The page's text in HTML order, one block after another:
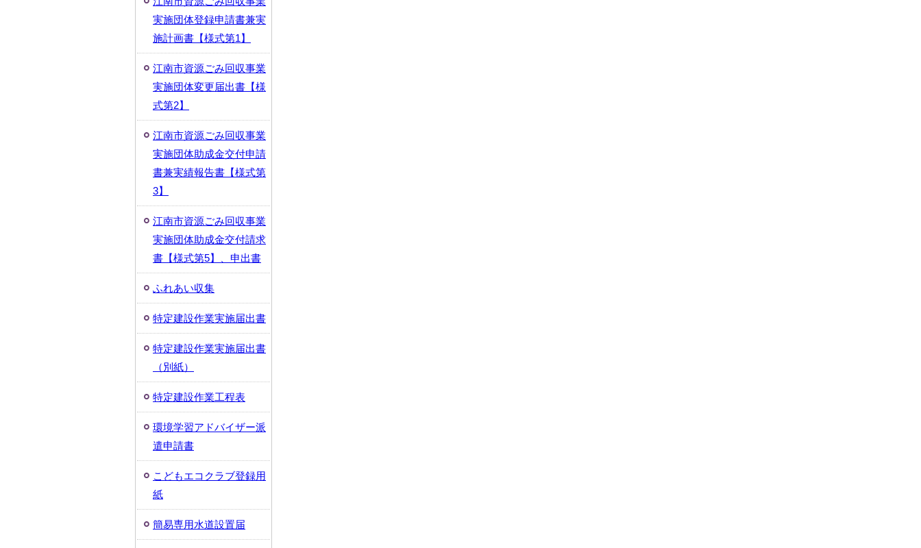
実施団体登録申請書兼実
施計画書【様式第1】
江南市資源ごみ回収事業
実施団体変更届出書【様
式第2】
江南市資源ごみ回収事業
実施団体助成金交付申請
書兼実績報告書【様式第
3】
江南市資源ごみ回収事業
実施団体助成金交付請求
書【様式第5】、申出書
ふれあい収集
特定建設作業実施届出書
特定建設作業実施届出書
（別紙）
特定建設作業工程表
環境学習アドバイザー派
遣申請書
こどもエコクラブ登録用
紙
簡易専用水道設置届